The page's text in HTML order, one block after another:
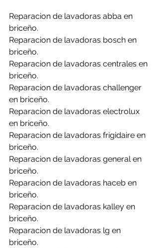
Reparacion de lavadoras abba en
briceño.
Reparacion de lavadoras bosch en
briceño.
Reparacion de lavadoras centrales en
briceño.
Reparacion de lavadoras challenger
en briceño.
Reparacion de lavadoras electrolux
en briceño.
Reparacion de lavadoras frigidaire en
briceño.
Reparacion de lavadoras general en
briceño.
Reparacion de lavadoras haceb en
briceño.
Reparacion de lavadoras kalley en
briceño.
Reparacion de lavadoras lg en
briceño.